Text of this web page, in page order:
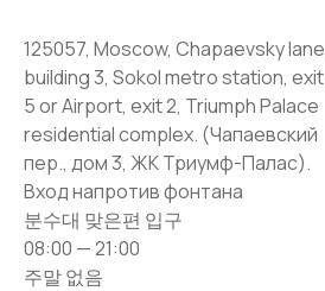
125057, Moscow, Chapaevsky
building 3, Sokol metro station, exit
5 or Airport, exit 2, Triumph Palace
residential complex. (Чапаевский
пер., дом 3, ЖК Триумф-Палас).
Вход напротив фонтана
분수대 맞은편 입구
08:00 — 21:00
주말 없음